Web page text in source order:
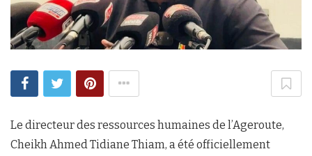
Le directeur des ressources humaines de l’Ageroute,
Cheikh Ahmed Tidiane Thiam, a été officiellement